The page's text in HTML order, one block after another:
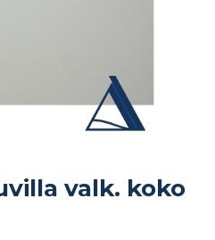
valk. koko